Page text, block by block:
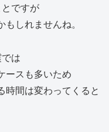
ですが
しれませんね。
は
ースも多いため
時間は変わってくると